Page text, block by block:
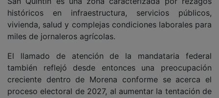
históricos en infraestructura, servicios públicos,
vivienda, salud y complejas condiciones laborales para
miles de jornaleros agrícolas.
El llamado de atención de la mandataria federal
también reflejó desde entonces una preocupación
creciente dentro de Morena conforme se acerca el
proceso electoral de 2027, al aumentar la tentación de